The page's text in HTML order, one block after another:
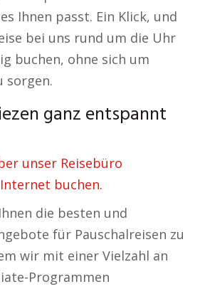
Ihnen passt. Ein Klick, und
bei uns rund um die Uhr
buchen, ohne sich um
sorgen.
ganz entspannt
unser Reisebüro
buchen.
die besten und
für Pauschalreisen zu
wir mit einer Vielzahl an
Programmen